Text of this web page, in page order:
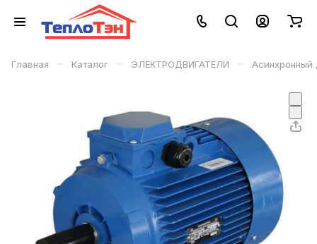
Главная – Каталог – ЭЛЕКТРОДВИГАТЕЛИ – Асинхронный